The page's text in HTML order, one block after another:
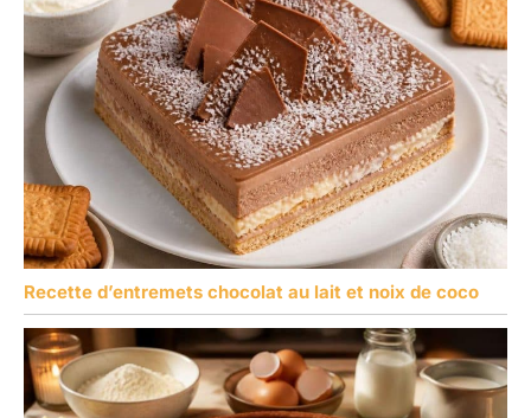
Recette d’entremets chocolat au lait et noix de coco